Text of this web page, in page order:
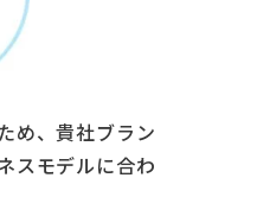
め、貴社ブラン
スモデルに合わ